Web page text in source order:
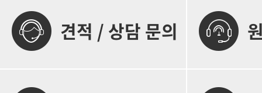
견적 / 상담 문의